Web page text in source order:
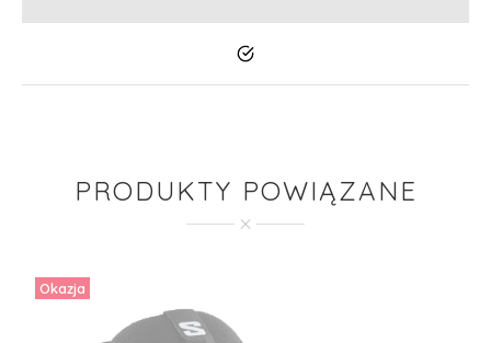
Tak
PRODUKTY POWIĄZANE
Okazja